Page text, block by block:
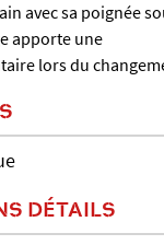
avec sa poignée
apporte une
lors du
DÉTAILS